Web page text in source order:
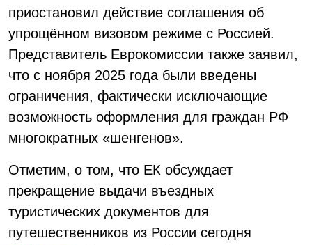
приостановил действие соглашения об
упрощённом визовом режиме с Россией.
Представитель Еврокомиссии также заявил,
что с ноября 2025 года были введены
ограничения, фактически исключающие
возможность оформления для граждан РФ
многократных «шенгенов».
Отметим, о том, что ЕК обсуждает
прекращение выдачи въездных
туристических документов для
путешественников из России сегодня